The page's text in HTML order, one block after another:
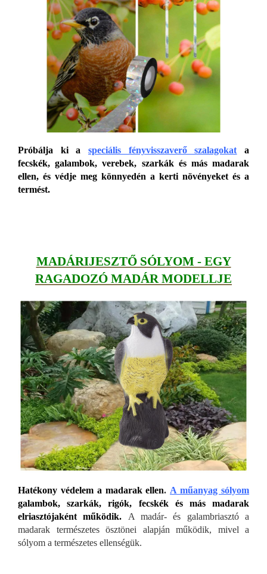
Próbálja ki a speciális fényvisszaverő szalagokat a
fecskék, galambok, verebek, szarkák és más madarak
ellen, és védje meg könnyedén a kerti növényeket és a
termést.
MADÁRIJESZTŐ SÓLYOM - EGY
RAGADOZÓ MADÁR MODELLJE
Hatékony védelem a madarak ellen. A műanyag sólyom
galambok, szarkák, rigók, fecskék és más madarak
elriasztójaként működik. A madár- és galambriasztó a
madarak természetes ösztönei alapján működik, mivel a
sólyom a természetes ellenségük.